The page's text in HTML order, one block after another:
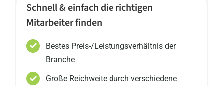
Schnell & einfach die richtigen
Mitarbeiter finden
Bestes Preis-/Leistungsverhältnis der
Branche
Große Reichweite durch verschiedene